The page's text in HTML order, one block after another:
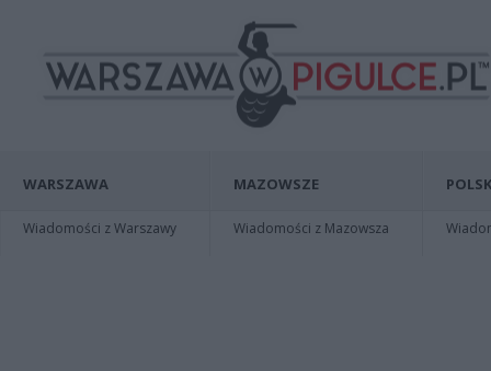
WARSZAWA
Wiadomości z Warszawy
MAZOWSZE
Wiadomości z Mazowsza